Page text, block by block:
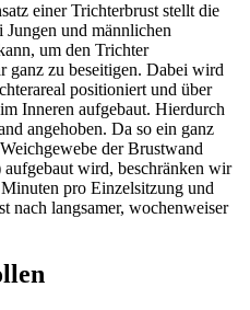
einer Trichterbrust stellt die
Jungen und männlichen
um den Trichter
ganz zu beseitigen. Dabei wird
positioniert und über
Inneren aufgebaut. Hierdurch
angehoben. Da so ein ganz
der Brustwand
wird, beschränken wir
pro Einzelsitzung und
nach langsamer, wochenweiser